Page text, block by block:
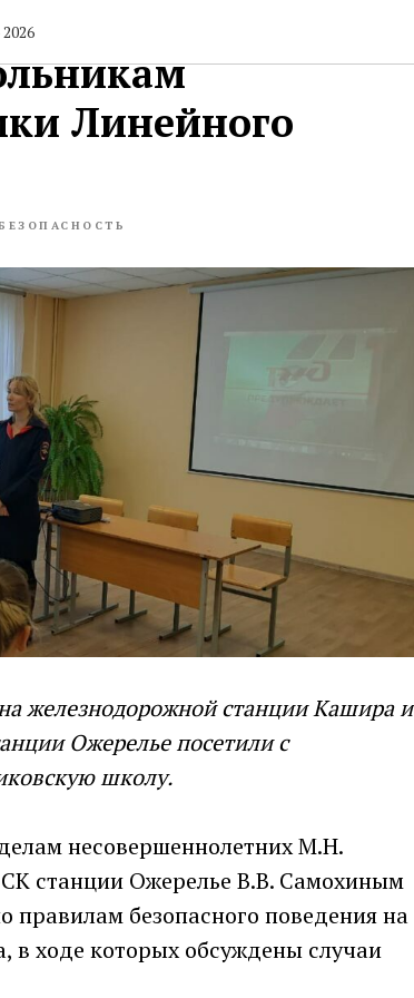
2026
поведения на
Линейного
железнодорожной станции Кашира и
Ожерелье посетили с
школу.
несовершеннолетних М.Н.
станции Ожерелье В.В. Самохиным
безопасного поведения на
в ходе которых обсуждены случаи